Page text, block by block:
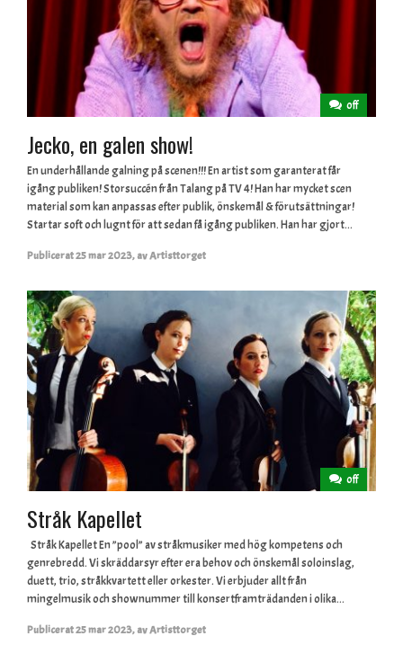
off
Jecko, en galen show!
En underhållande galning på scenen!!! En artist som garanterat får
igång publiken! Storsuccén från Talang på TV 4! Han har mycket scen
material som kan anpassas efter publik, önskemål & förutsättningar!
Startar soft och lugnt för att sedan få igång publiken. Han har gjort...
Publicerat25 mar 2023,avArtisttorget
off
Stråk Kapellet
Stråk Kapellet En ”pool” av stråkmusiker med hög kompetens och
genrebredd. Vi skräddarsyr efter era behov och önskemål soloinslag,
duett, trio, stråkkvartett eller orkester. Vi erbjuder allt från
mingelmusik och shownummer till konsertframträdanden i olika...
Publicerat25 mar 2023,avArtisttorget